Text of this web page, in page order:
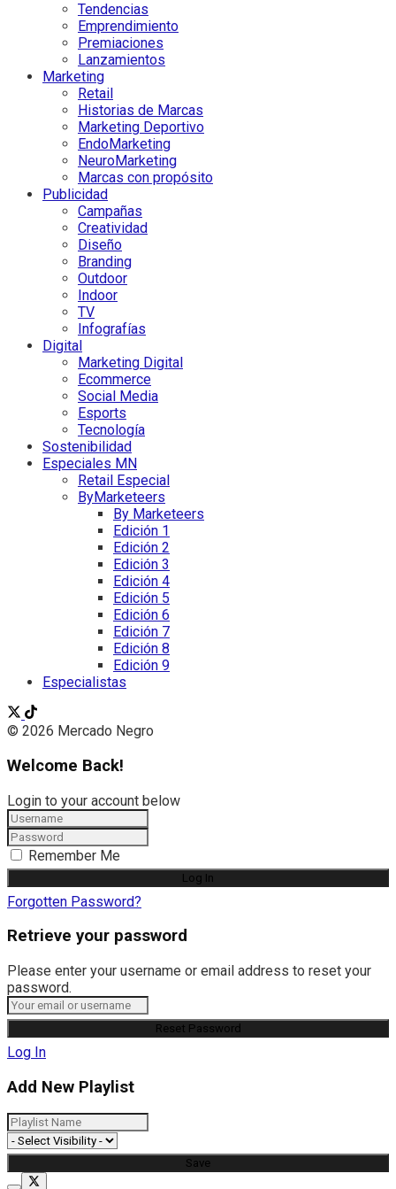
Tendencias
Emprendimiento
Premiaciones
Lanzamientos
Marketing
Retail
Historias de Marcas
Marketing Deportivo
EndoMarketing
NeuroMarketing
Marcas con propósito
Publicidad
Campañas
Creatividad
Diseño
Branding
Outdoor
Indoor
TV
Infografías
Digital
Marketing Digital
Ecommerce
Social Media
Esports
Tecnología
Sostenibilidad
Especiales MN
Retail Especial
ByMarketeers
By Marketeers
Edición 1
Edición 2
Edición 3
Edición 4
Edición 5
Edición 6
Edición 7
Edición 8
Edición 9
Especialistas
© 2026 Mercado Negro
Welcome Back!
Login to your account below
Remember Me
Forgotten Password?
Retrieve your password
Please enter your username or email address to reset your
password.
Log In
Add New Playlist